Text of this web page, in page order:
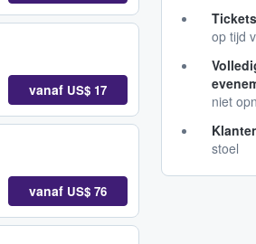
vanaf US$ 17
vanaf US$ 76
op tijd
niet
stoel